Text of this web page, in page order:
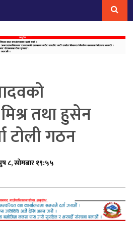
तथा हुसेन
टोली गठन
८, सोमबार १९:५५